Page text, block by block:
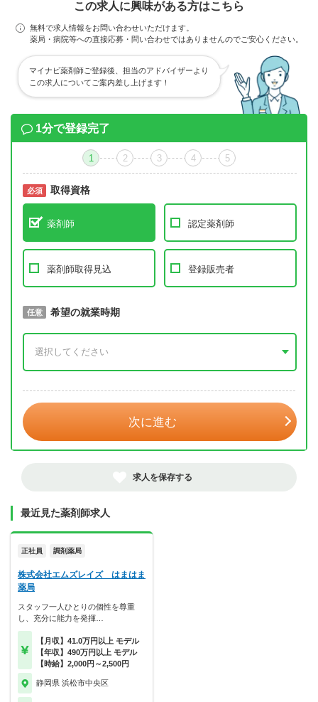
この求人に興味がある方はこちら
無料で求人情報をお問い合わせいただけます。
薬局・病院等への直接応募・問い合わせではありませんのでご安心ください。
マイナビ薬剤師ご登録後、担当のアドバイザーより
この求人についてご案内差し上げます！
1分で登録完了
1 2 3 4 5
必須 取得資格
薬剤師 認定薬剤師
薬剤師取得見込 登録販売者
必須 取得予定年
任意 希望の就業時期
次に進む
求人を保存する
最近見た薬剤師求人
正社員 調剤薬局
株式会社エムズレイズ はまはま
薬局
スタッフ一人ひとりの個性を尊重
し、充分に能力を発揮…
【月収】41.0万円以上 モデル
【年収】490万円以上 モデル
【時給】2,000円～2,500円
静岡県 浜松市中央区